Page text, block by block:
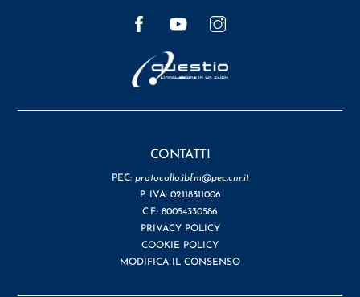
CONTATTI
PEC: protocollo.ibfm@pec.cnr.it
P. IVA: 02118311006
C.F.: 80054330586
PRIVACY POLICY
COOKIE POLICY
MODIFICA IL CONSENSO